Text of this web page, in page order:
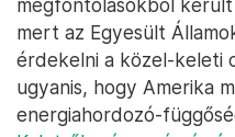
álló Egyesült Államok
teendőinek listáján a
Kína mögött már csak a
Biden-kormányzat
konfliktusok számát,